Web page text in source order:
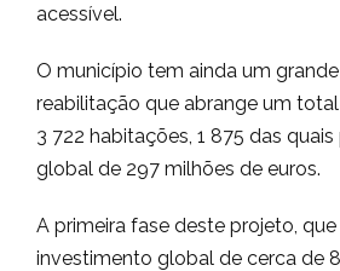
acessível.
O município tem ainda um
reabilitação que abrange um
3 722 habitações, 1 875 das
global de 297 milhões de euros.
A primeira fase deste projeto,
investimento global de cerca de